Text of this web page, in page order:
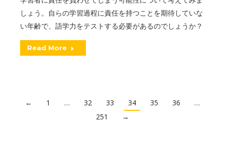
しょう。自らの学習過程に責任を持つことを期待していな
い年齢で、語学力をテストする必要があるのでしょうか？
Read More
← 1 … 32 33 34 35 36
…
251
→